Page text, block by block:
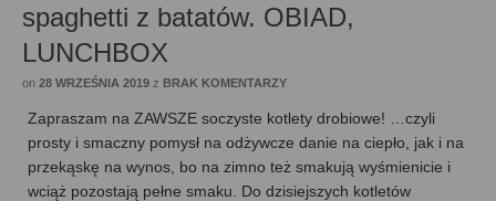
spaghetti z batatów. OBIAD,
LUNCHBOX
on 28 WRZEŚNIA 2019 z BRAK KOMENTARZY
Zapraszam na ZAWSZE soczyste kotlety drobiowe! …czyli
prosty i smaczny pomysł na odżywcze danie na ciepło, jak i na
przekąskę na wynos, bo na zimno też smakują wyśmienicie i
wciąż pozostają pełne smaku. Do dzisiejszych kotletów